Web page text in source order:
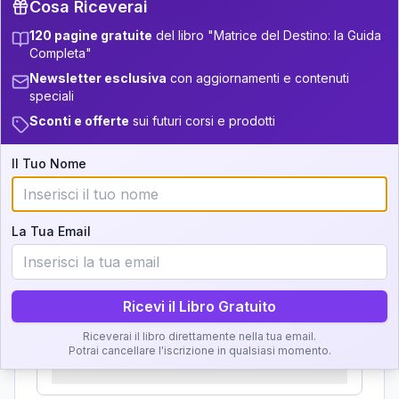
12.5-13.5
13.5-14 22
14-16 +4 16
16-17.5
17.5-18.5 +2 6
+3 14
34-36
Zone della Matrice:
Analisi, Significato e
GRATIS
Zona del Ritratto
Karma Genitore-Figlio
Cosa Riceverai
120 pagine gratuite del libro "Matrice del Destino: la Guida
Completa"
Newsletter esclusiva con aggiornamenti e contenuti
speciali
Sconti e offerte sui futuri corsi e prodotti
Il Tuo Nome
La Tua Email
Ricevi il Libro Gratuito
Riceverai il libro direttamente nella tua email.
Potrai cancellare l'iscrizione in qualsiasi momento.